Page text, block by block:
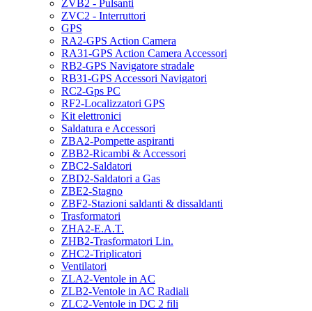
ZVB2 - Pulsanti
ZVC2 - Interruttori
GPS
RA2-GPS Action Camera
RA31-GPS Action Camera Accessori
RB2-GPS Navigatore stradale
RB31-GPS Accessori Navigatori
RC2-Gps PC
RF2-Localizzatori GPS
Kit elettronici
Saldatura e Accessori
ZBA2-Pompette aspiranti
ZBB2-Ricambi & Accessori
ZBC2-Saldatori
ZBD2-Saldatori a Gas
ZBE2-Stagno
ZBF2-Stazioni saldanti & dissaldanti
Trasformatori
ZHA2-E.A.T.
ZHB2-Trasformatori Lin.
ZHC2-Triplicatori
Ventilatori
ZLA2-Ventole in AC
ZLB2-Ventole in AC Radiali
ZLC2-Ventole in DC 2 fili